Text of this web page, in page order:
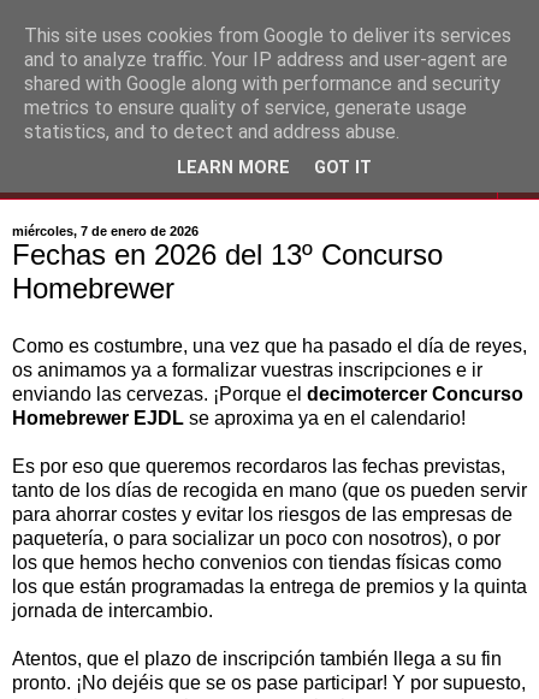
miércoles, 7 de enero de 2026
Fechas en 2026 del 13º Concurso
Homebrewer
Como es costumbre, una vez que ha pasado el día de reyes,
os animamos ya a formalizar vuestras inscripciones e ir
enviando las cervezas. ¡Porque el decimotercer Concurso
Homebrewer EJDL se aproxima ya en el calendario!
Es por eso que queremos recordaros las fechas previstas,
tanto de los días de recogida en mano (que os pueden servir
para ahorrar costes y evitar los riesgos de las empresas de
paquetería, o para socializar un poco con nosotros), o por
los que hemos hecho convenios con tiendas físicas como
los que están programadas la entrega de premios y la quinta
jornada de intercambio.
Atentos, que el plazo de inscripción también llega a su fin
pronto. ¡No dejéis que se os pase participar! Y por supuesto,
This site uses cookies from Google to deliver its services
and to analyze traffic. Your IP address and user-agent are
shared with Google along with performance and security
metrics to ensure quality of service, generate usage
statistics, and to detect and address abuse.
LEARN MORE GOT IT